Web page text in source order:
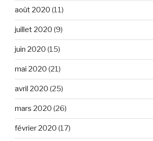
août 2020 (11)
juillet 2020 (9)
juin 2020 (15)
mai 2020 (21)
avril 2020 (25)
mars 2020 (26)
février 2020 (17)